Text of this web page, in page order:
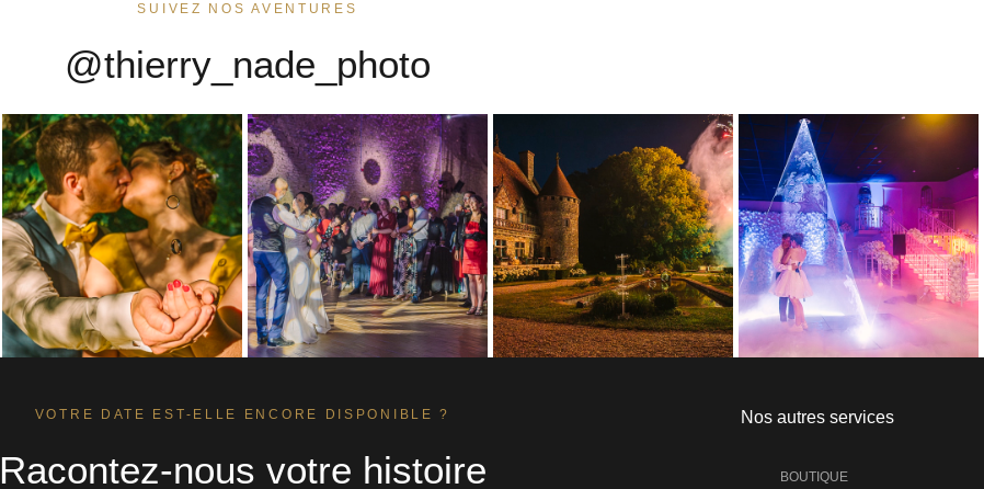
SUIVEZ NOS AVENTURES
@thierry_nade_photo
VOTRE DATE EST-ELLE ENCORE DISPONIBLE ?
Racontez-nous votre histoire
Nos autres services
BOUTIQUE